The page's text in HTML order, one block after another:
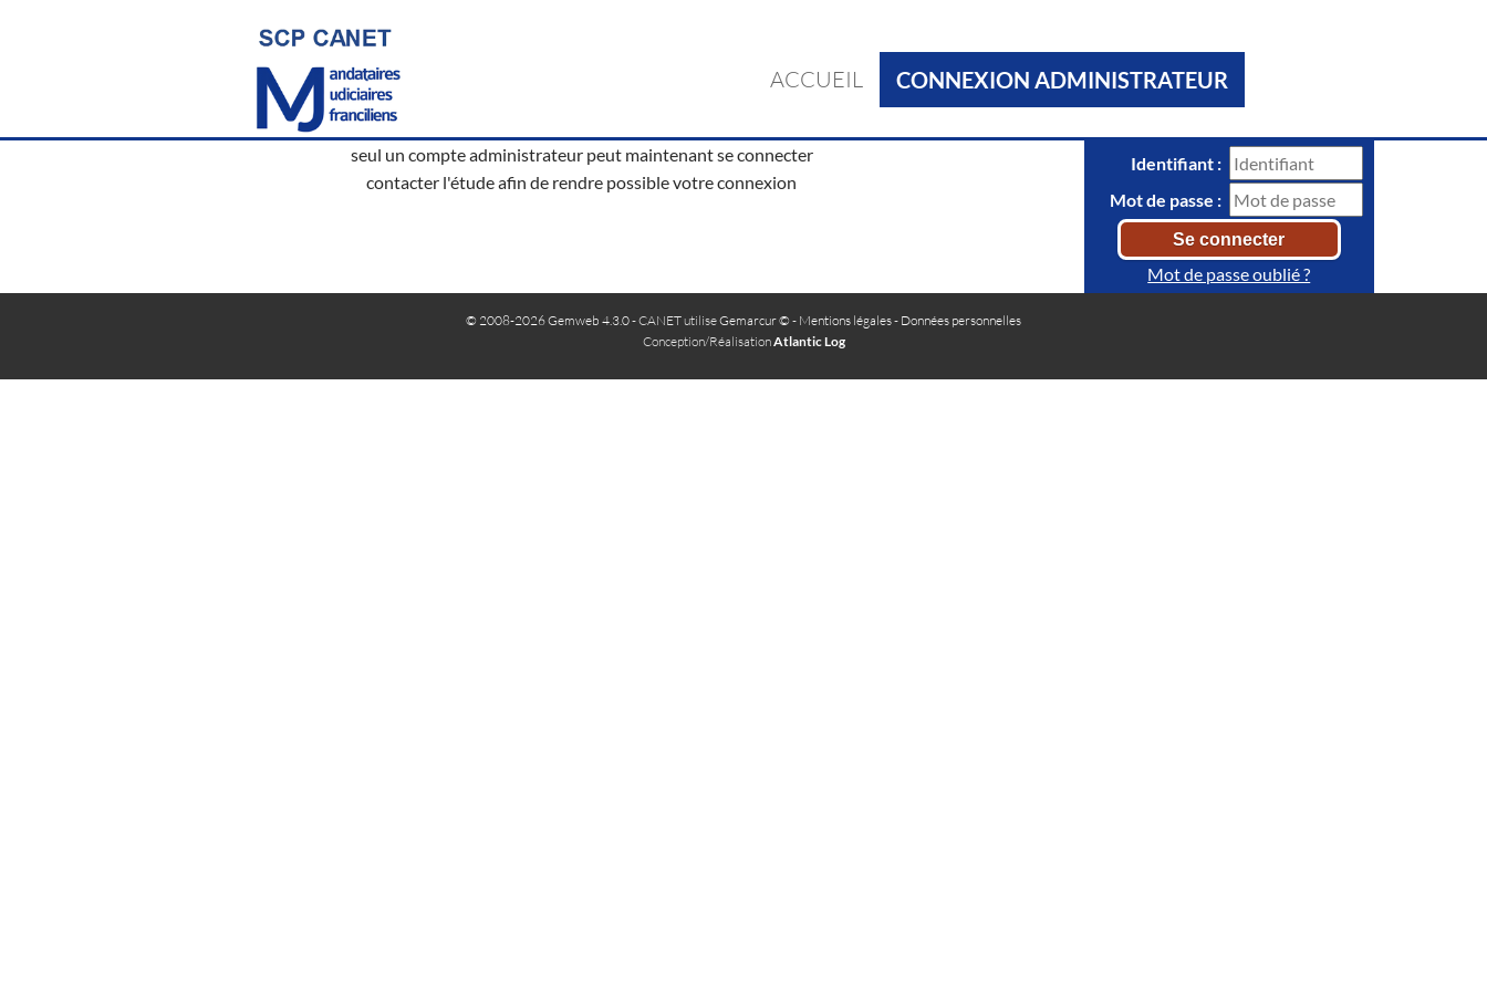
ACCUEIL CONNEXION ADMINISTRATEUR
Identifiant :
Mot de passe :
Mot de passe oublié ?
seul un compte administrateur peut maintenant se connecter
contacter l'étude afin de rendre possible votre connexion
© 2008-2026 Gemweb 4.3.0- CANET utiliseGemarcur © - Mentions légales- Données personnelles
Conception/RéalisationAtlantic Log